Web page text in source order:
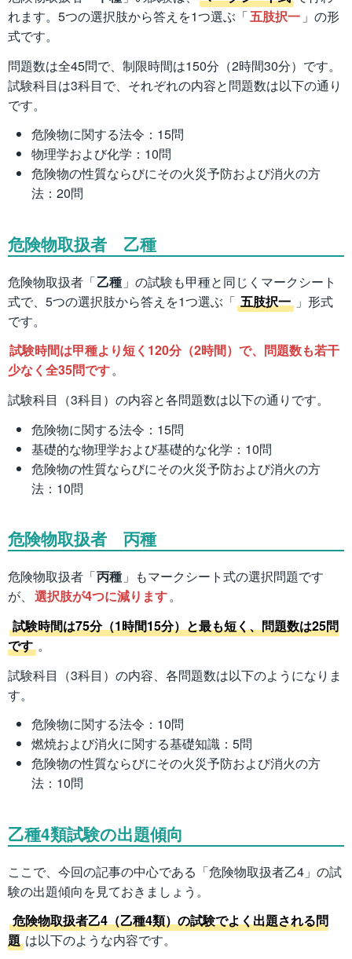
れます。5つの選択肢から答えを1つ選ぶ「五肢択一 」の形
式です。
問題数は全45問で、制限時間は150分（2時間30分）です。
試験科目は3科目で、それぞれの内容と問題数は以下の通り
です。
危険物に関する法令：15問
物理学および化学：10問
危険物の性質ならびにその火災予防および消火の方
法：20問
危険物取扱者 乙種
危険物取扱者「乙種 」の試験も甲種と同じくマークシート
式で、5つの選択肢から答えを1つ選ぶ「 五肢択一 」形式
です。
試験時間は甲種より短く120分（2時間）で、問題数も若干
少なく全35問です。
試験科目（3科目）の内容と各問題数は以下の通りです。
危険物に関する法令：15問
基礎的な物理学および基礎的な化学：10問
危険物の性質ならびにその火災予防および消火の方
法：10問
危険物取扱者 丙種
危険物取扱者「丙種 」もマークシート式の選択問題です
が、 選択肢が4つに減ります。
試験時間は75分（1時間15分）と最も短く、問題数は25問
です 。
試験科目（3科目）の内容、各問題数は以下のようになりま
す。
危険物に関する法令：10問
燃焼および消火に関する基礎知識：5問
危険物の性質ならびにその火災予防および消火の方
法：10問
乙種4類試験の出題傾向
ここで、今回の記事の中心である「危険物取扱者乙4」の試
験の出題傾向を見ておきましょう。
危険物取扱者乙4（乙種4類）の試験でよく出題される問
題 は以下のような内容です。